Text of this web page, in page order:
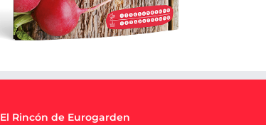
El Rincón de Eurogarden